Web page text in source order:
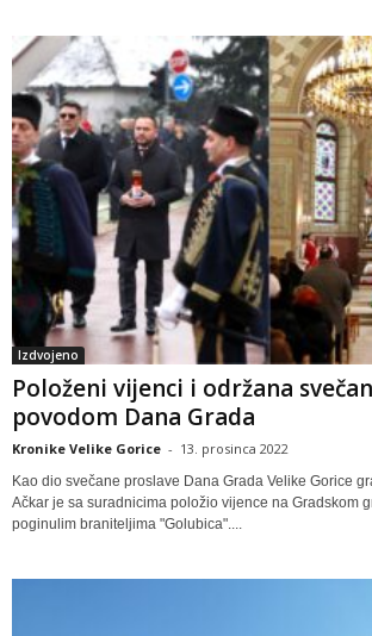
Izdvojeno
Položeni vijenci i održana
povodom Dana Grada
Kronike Velike Gorice - 13. prosinca 2022
Kao dio svečane proslave Dana Grada Velike Gorice
Ačkar je sa suradnicima položio vijence na Gradskom
poginulim braniteljima "Golubica"....